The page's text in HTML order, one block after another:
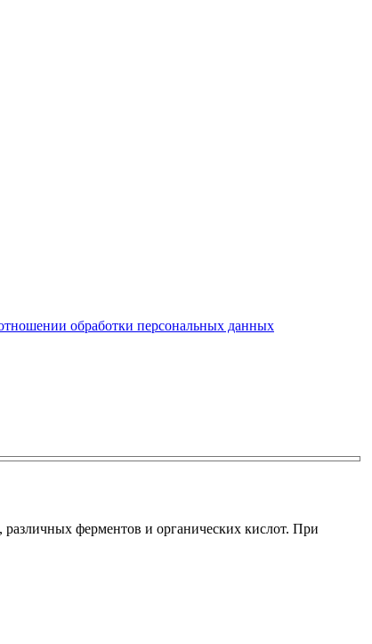
обработки персональных данных
различных ферментов и органических кислот. При